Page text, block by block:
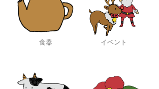
食器 イベント